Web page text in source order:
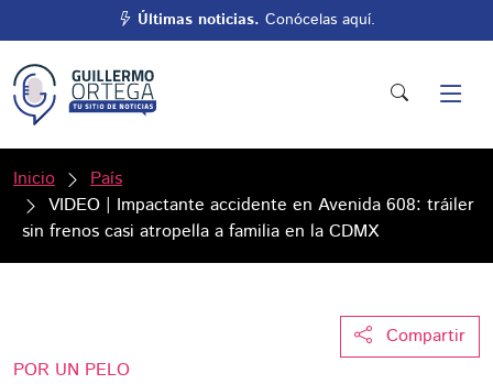
Últimas noticias. Conócelas aquí.
Inicio
País
VIDEO | Impactante accidente en Avenida 608: tráiler
sin frenos casi atropella a familia en la CDMX
Compartir
POR UN PELO